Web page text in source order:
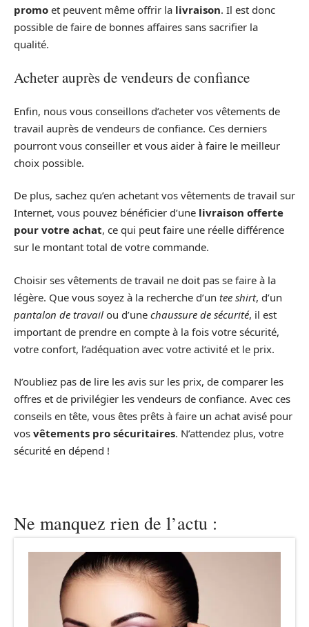
promo et peuvent même offrir la livraison. Il est donc
possible de faire de bonnes affaires sans sacrifier la
qualité.
Acheter auprès de vendeurs de confiance
Enfin, nous vous conseillons d’acheter vos vêtements de
travail auprès de vendeurs de confiance. Ces derniers
pourront vous conseiller et vous aider à faire le meilleur
choix possible.
De plus, sachez qu’en achetant vos vêtements de travail sur
Internet, vous pouvez bénéficier d’une livraison offerte
pour votre achat, ce qui peut faire une réelle différence
sur le montant total de votre commande.
Choisir ses vêtements de travail ne doit pas se faire à la
légère. Que vous soyez à la recherche d’un tee shirt, d’un
pantalon de travail ou d’une chaussure de sécurité, il est
important de prendre en compte à la fois votre sécurité,
votre confort, l’adéquation avec votre activité et le prix.
N’oubliez pas de lire les avis sur les prix, de comparer les
offres et de privilégier les vendeurs de confiance. Avec ces
conseils en tête, vous êtes prêts à faire un achat avisé pour
vos vêtements pro sécuritaires. N’attendez plus, votre
sécurité en dépend !
Ne manquez rien de l’actu :